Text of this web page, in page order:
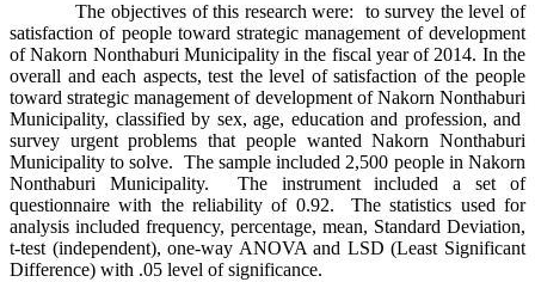
The objectives of this research were: to survey the level of
satisfaction of people toward strategic management of development
of Nakorn Nonthaburi Municipality in the fiscal year of 2014. In the
overall and each aspects, test the level of satisfaction of the people
toward strategic management of development of Nakorn Nonthaburi
Municipality, classified by sex, age, education and profession, and
survey urgent problems that people wanted Nakorn Nonthaburi
Municipality to solve. The sample included 2,500 people in Nakorn
Nonthaburi Municipality. The instrument included a set of
questionnaire with the reliability of 0.92. The statistics used for
analysis included frequency, percentage, mean, Standard Deviation,
t-test (independent), one-way ANOVA and LSD (Least Significant
Difference) with .05 level of significance.